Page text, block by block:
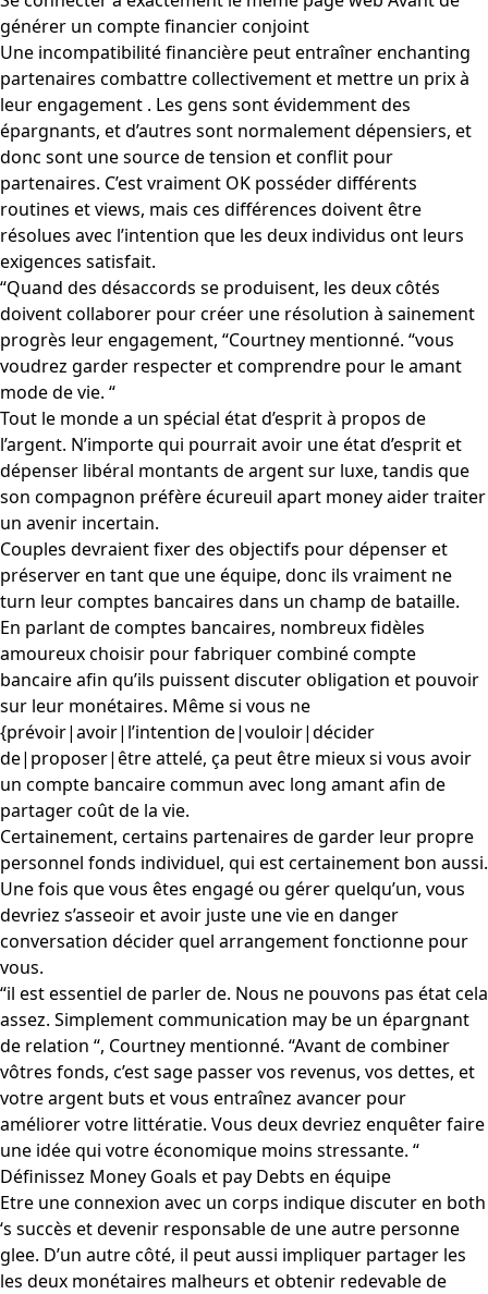
générer un compte financier conjoint
Une incompatibilité financière peut entraîner enchanting
partenaires combattre collectivement et mettre un prix à
leur engagement . Les gens sont évidemment des
épargnants, et d’autres sont normalement dépensiers, et
donc sont une source de tension et conflit pour
partenaires. C’est vraiment OK posséder différents
routines et views, mais ces différences doivent être
résolues avec l’intention que les deux individus ont leurs
exigences satisfait.
“Quand des désaccords se produisent, les deux côtés
doivent collaborer pour créer une résolution à sainement
progrès leur engagement, “Courtney mentionné. “vous
voudrez garder respecter et comprendre pour le amant
mode de vie. “
Tout le monde a un spécial état d’esprit à propos de
l’argent. N’importe qui pourrait avoir une état d’esprit et
dépenser libéral montants de argent sur luxe, tandis que
son compagnon préfère écureuil apart money aider traiter
un avenir incertain.
Couples devraient fixer des objectifs pour dépenser et
préserver en tant que une équipe, donc ils vraiment ne
turn leur comptes bancaires dans un champ de bataille.
En parlant de comptes bancaires, nombreux fidèles
amoureux choisir pour fabriquer combiné compte
bancaire afin qu’ils puissent discuter obligation et pouvoir
sur leur monétaires. Même si vous ne
{prévoir|avoir|l’intention de|vouloir|décider
de|proposer|être attelé, ça peut être mieux si vous avoir
un compte bancaire commun avec long amant afin de
partager coût de la vie.
Certainement, certains partenaires de garder leur propre
personnel fonds individuel, qui est certainement bon aussi.
Une fois que vous êtes engagé ou gérer quelqu’un, vous
devriez s’asseoir et avoir juste une vie en danger
conversation décider quel arrangement fonctionne pour
vous.
“il est essentiel de parler de. Nous ne pouvons pas état cela
assez. Simplement communication may be un épargnant
de relation “, Courtney mentionné. “Avant de combiner
vôtres fonds, c’est sage passer vos revenus, vos dettes, et
votre argent buts et vous entraînez avancer pour
améliorer votre littératie. Vous deux devriez enquêter faire
une idée qui votre économique moins stressante. “
Définissez Money Goals et pay Debts en équipe
Etre une connexion avec un corps indique discuter en both
‘s succès et devenir responsable de une autre personne
glee. D’un autre côté, il peut aussi impliquer partager les
les deux monétaires malheurs et obtenir redevable de